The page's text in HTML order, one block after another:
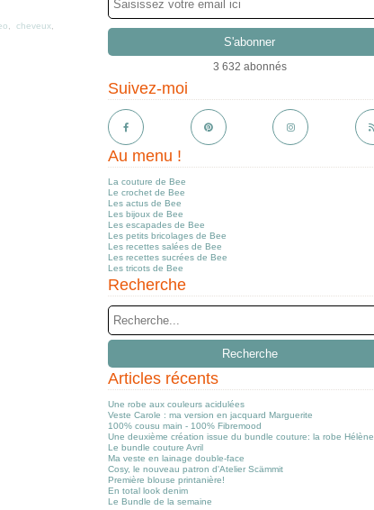
cheveux
3 632 abonnés
Suivez-moi
Au menu !
La couture de Bee
Le crochet de Bee
Les actus de Bee
Les bijoux de Bee
Les escapades de Bee
Les petits bricolages de Bee
Les recettes salées de Bee
Les recettes sucrées de Bee
Les tricots de Bee
Recherche
Articles récents
Une robe aux couleurs acidulées
Veste Carole : ma version en jacquard Marguerite
100% cousu main - 100% Fibremood
Une deuxième création issue du bundle couture: la robe Hélène
Le bundle couture Avril
Ma veste en lainage double-face
Cosy, le nouveau patron d'Atelier Scämmit
Première blouse printanière!
En total look denim
Le Bundle de la semaine